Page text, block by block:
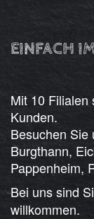
EINFACH
Mit 10 Filialen
Kunden.
Besuchen Sie
Burgthann,
Pappenheim,
Bei uns sind
willkommen.